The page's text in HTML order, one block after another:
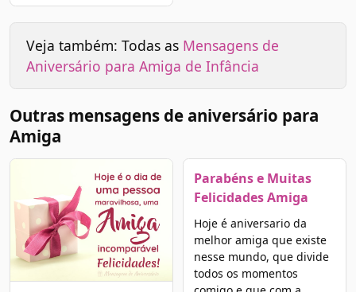
Veja também: Todas as Mensagens de
Aniversário para Amiga de Infância
Outras mensagens de aniversário para
Amiga
Parabéns e Muitas
Felicidades Amiga
Hoje é aniversario da
melhor amiga que existe
nesse mundo, que divide
todos os momentos